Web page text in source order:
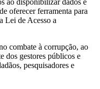
oferecer ferramenta para
Lei de Acesso a
combate à corrupção, ao
dos gestores públicos e
pesquisadores e